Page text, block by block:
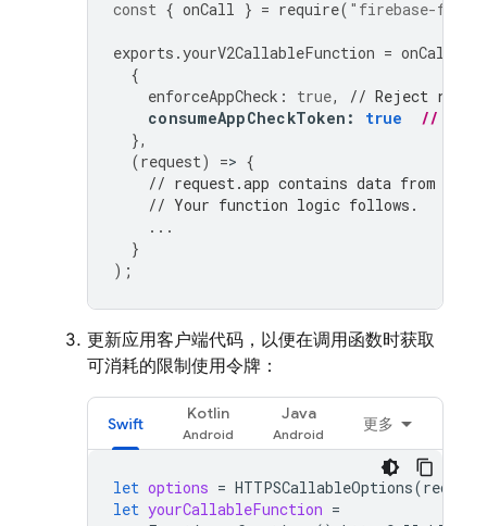
const { onCall } = require( "firebase-
exports .yourV2CallableFunction = onCall
{
enforceAppCheck : true,
// Reject
consumeAppCheckToken : true
//
},
(request) => {
// request.app contains data from App
// Your function logic follows.
...
}
);
更新应用客户端代码，以便在调用函数时获取
可消耗的限制使用令牌：
Swift
Kotlin Java
更多
let options = HTTPSCallableOptions(
let yourCallableFunction =